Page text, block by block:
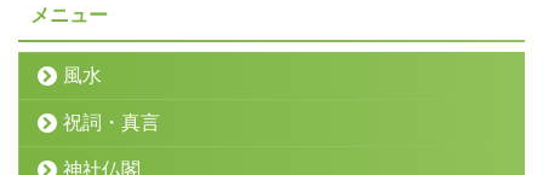
メニュー
風水
祝詞・真言
神社仏閣